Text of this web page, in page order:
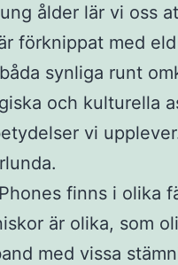
ålder lär vi oss
förknippat med
synliga runt
och kulturella
vi
finns i olika
är olika, som
med vissa